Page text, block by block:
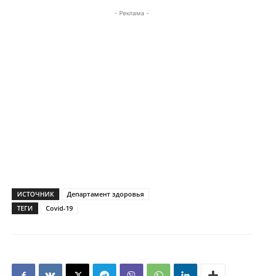
- Реклама -
ИСТОЧНИК
Департамент здоровья
ТЕГИ
Covid-19